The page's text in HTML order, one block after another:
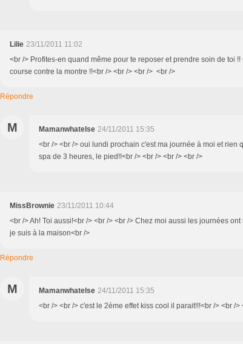
Lilie 23/11/2011 11:02
<br /> Profites-en quand même pour te reposer et prendre soin de toi
course contre la montre !!<br /> <br /> <br /> <br />
Répondre
M Mamanwhatelse 24/11/2011 15:35
<br /> <br /> oui lundi prochain c'est ma journée à moi et rien
spa de 3 heures, le pied!!<br /> <br /> <br /> <br />
MissBrownie 23/11/2011 10:44
<br /> Ah! Toi aussi!<br /> <br /> <br /> Chez moi aussi les journées
je suis à la maison<br />
Répondre
M Mamanwhatelse 24/11/2011 15:35
<br /> <br /> c'est le 2ème effet kiss cool il parait!!!<br /> <br />